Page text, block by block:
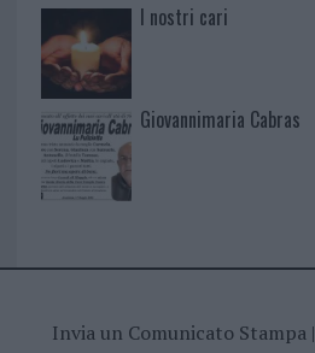
I nostri cari
Giovannimaria Cabras
Invia un Comunicato Stampa|